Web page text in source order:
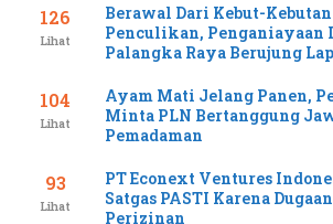
126
Lihat
Berawal Dari Kebut-
Penculikan, Penganiayaan
Palangka Raya Berujung
104
Lihat
Ayam Mati Jelang Panen,
Minta PLN Bertanggung
Pemadaman
93
Lihat
PT Econext Ventures
Satgas PASTI Karena
Perizinan